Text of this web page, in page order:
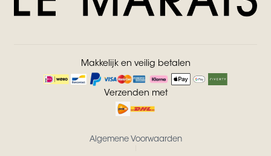
Makkelijk en veilig betalen
Verzenden met
Algemene Voorwaarden